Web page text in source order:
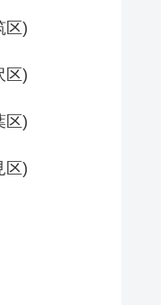
区)
区)
区)
区)